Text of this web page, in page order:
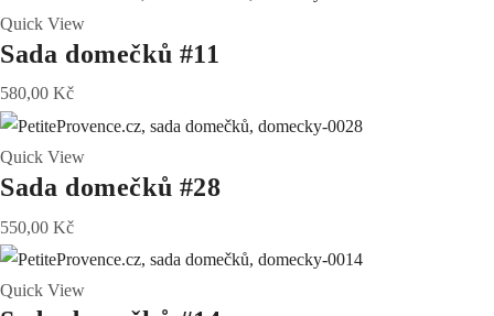
Quick View
Sada domečků #11
580,00 Kč
Quick View
Sada domečků #28
550,00 Kč
Quick View